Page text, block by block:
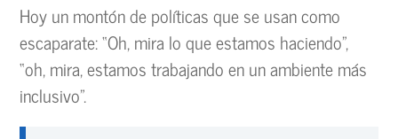
Hoy un montón de políticas que se usan como
escaparate: “Oh, mira lo que estamos haciendo”,
“oh, mira, estamos trabajando en un ambiente más
inclusivo”.